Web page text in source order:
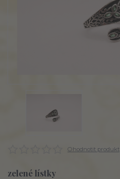
Ohodnotit produkt
zelené lístky